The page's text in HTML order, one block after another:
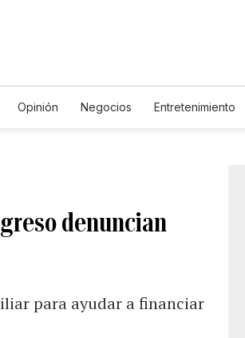
Opinión Negocios Entretenimiento
denuncian
para ayudar a financiar